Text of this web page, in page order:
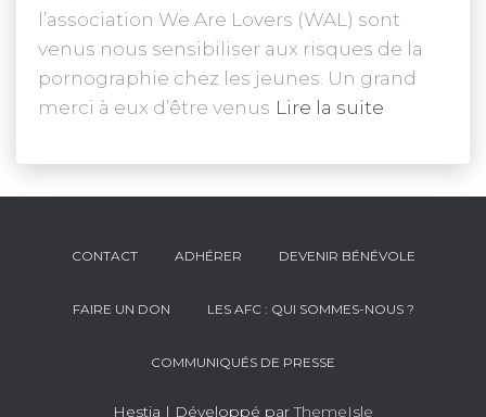
l’association We Are Lovers (WAL) sont
venus nous sensibiliser aux risques de la
pornographie chez les jeunes. Un grand
merci à eux d’être venus Lire la suite
CONTACT ADHÉRER DEVENIR BÉNÉVOLE
FAIRE UN DON LES AFC : QUI SOMMES-NOUS ?
COMMUNIQUÉS DE PRESSE
Hestia | Développé parThemeIsle